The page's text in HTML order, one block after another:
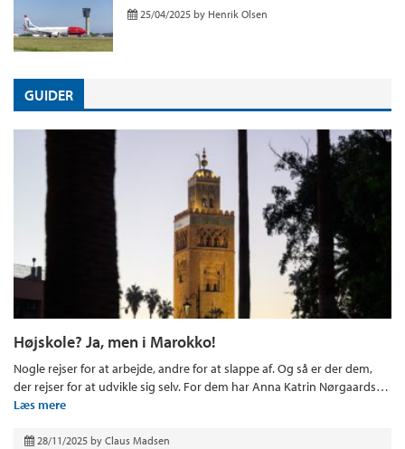
25/04/2025 by Henrik Olsen
GUIDER
Højskole? Ja, men i Marokko!
Nogle rejser for at arbejde, andre for at slappe af. Og så er der dem,
der rejser for at udvikle sig selv. For dem har Anna Katrin Nørgaards…
Læs mere
28/11/2025 by Claus Madsen